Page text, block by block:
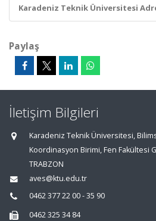
Karadeniz Teknik Üniversitesi
Paylaş
İletişim Bilgileri
Karadeniz Teknik Üniversitesi,
Koordinasyon Birimi, Fen Fakültesi
TRABZON
aves@ktu.edu.tr
0462 377 22 00 - 35 90
0462 325 34 84